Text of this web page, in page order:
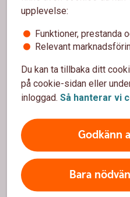
upplevelse:
Funktioner, prestanda
Relevant
Du kan ta tillbaka ditt
på cookie-sidan eller
inloggad. Så hanterar vi
Godkänn
Bara
Bli kund
Om oss
Om oss
Våra medarbetare
Hållbarhet
Jobba hos oss
Kundtidningen "Där du